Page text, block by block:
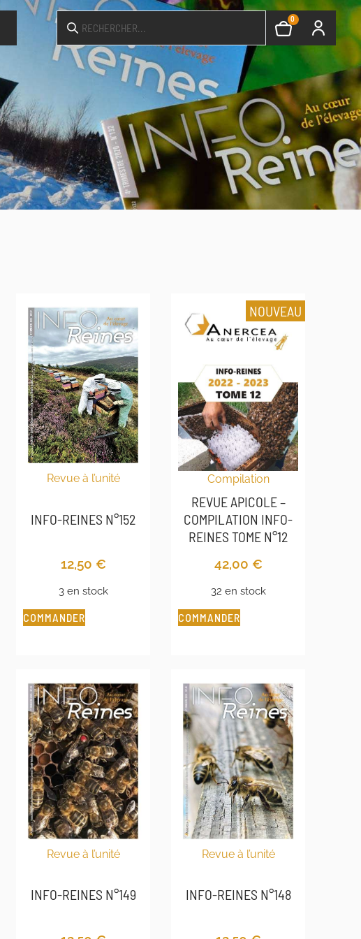
0
Revue à l’unité
INFO-REINES N°152
12,50 €
3 en stock
COMMANDER
NOUVEAU
Compilation
REVUE APICOLE –
COMPILATION INFO-
REINES TOME N°12
42,00 €
32 en stock
COMMANDER
Revue à l’unité
INFO-REINES N°149
Revue à l’unité
INFO-REINES N°148